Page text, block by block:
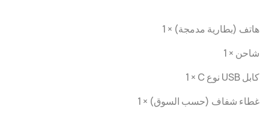
هاتف (بطارية مدمجة) × 1
شاحن × 1
كابل USB نوع C × ‏1
غطاء شفاف (حسب السوق) × 1